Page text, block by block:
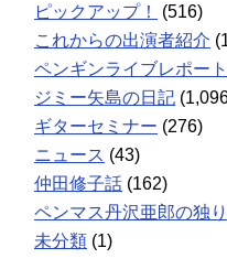
ピックアップ！
(516)
これからの出演者紹介
ペンギンライブレポート
ジミー矢島の日記
ギターセミナー (276)
ニュース (43)
仲田修子話 (162)
ペンマス丹沢亜郎の独
未分類 (1)